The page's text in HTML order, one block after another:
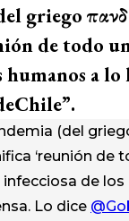
griego
de todo
a
(del
‘reunión de
de
Lo dice